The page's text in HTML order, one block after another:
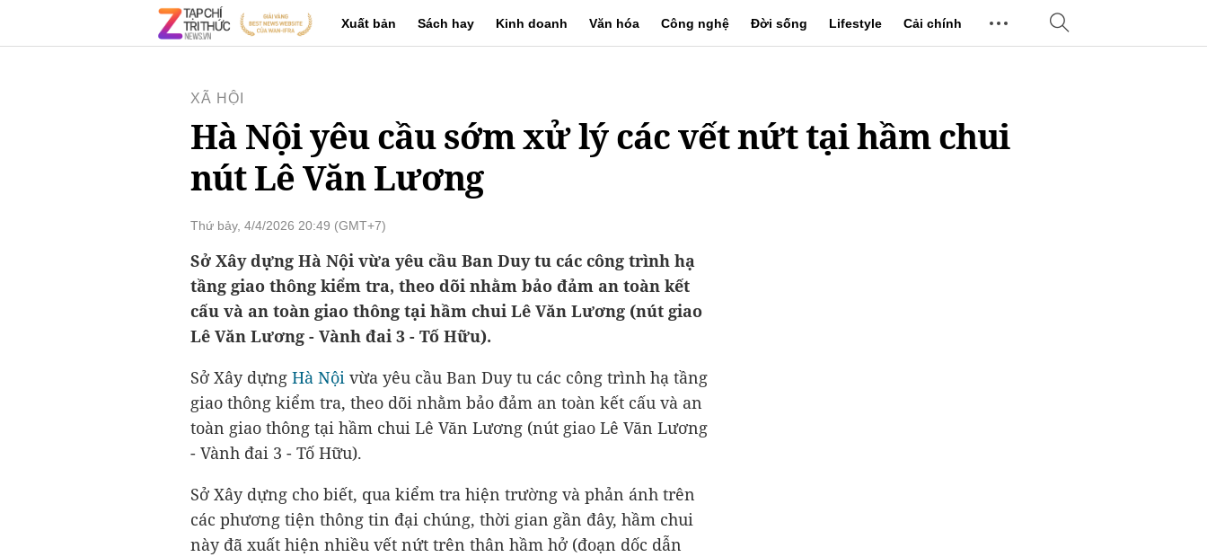
Xuất bản Sách hay Kinh doanh Văn hóa Công nghệ Đời sống Lifestyle Cải chính
XÃ HỘI
Hà Nội yêu cầu sớm xử lý các vết nứt tại hầm chui
nút Lê Văn Lương
Thứ bảy, 4/4/2026 20:49 (GMT+7)
Sở Xây dựng Hà Nội vừa yêu cầu Ban Duy tu các công trình hạ
tầng giao thông kiểm tra, theo dõi nhằm bảo đảm an toàn kết
cấu và an toàn giao thông tại hầm chui Lê Văn Lương (nút giao
Lê Văn Lương - Vành đai 3 - Tố Hữu).
Sở Xây dựng Hà Nội vừa yêu cầu Ban Duy tu các công trình hạ tầng
giao thông kiểm tra, theo dõi nhằm bảo đảm an toàn kết cấu và an
toàn giao thông tại hầm chui Lê Văn Lương (nút giao Lê Văn Lương
- Vành đai 3 - Tố Hữu).
Sở Xây dựng cho biết, qua kiểm tra hiện trường và phản ánh trên
các phương tiện thông tin đại chúng, thời gian gần đây, hầm chui
này đã xuất hiện nhiều vết nứt trên thân hầm hở (đoạn dốc dẫn